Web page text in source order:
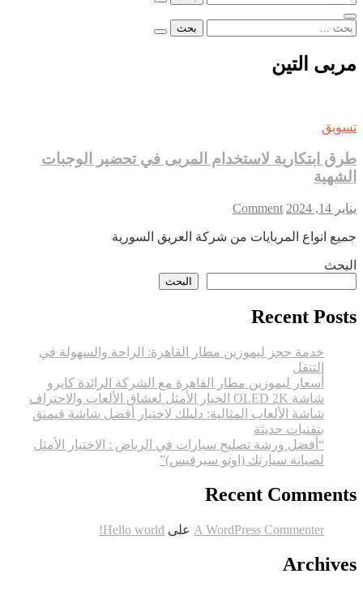
البحث
مربى التين
تسويق
طرق ابتكارية لاستخدام المربى في تحضير الوجبات
الشهية
يناير 14, 2024 Comment
on
ابتكارية
جميع انواع المربايات من شركة العريق السورية
البحث
البحث
Recent Posts
خدمة حجز ليموزين مطار القاهرة: الراحة والسهولة في
التنقل
أسعار ليموزين مطار القاهرة مع الشركة الرائدة كايرو
شاشة OLED 2K الخيار الأمثل لعشاق الألعاب والاحتراف
شاشة الألعاب المثالية: دليلك لاختيار أفضل شاشة قيمنق
بتقنيات حديثة
“أفضل ورشة تصليح سيارات في الرياض : الاختيار الأمثل
لصيانة سيارتك (اوتو سيرفيس)”
Recent Comments
A WordPress Commenter على Hello world!
Archives